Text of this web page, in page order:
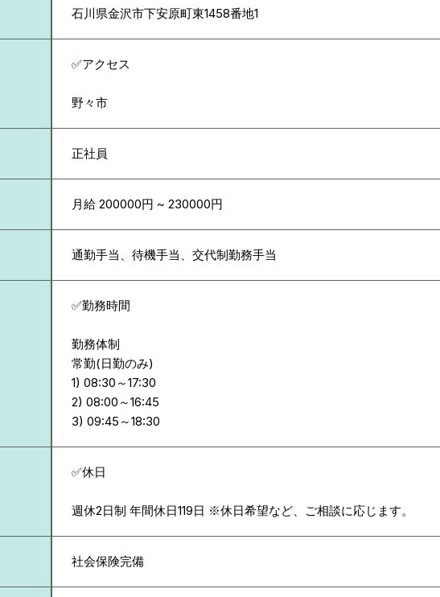
石川県金沢市下安原町東1458番地1
✅アクセス
野々市
正社員
月給 200000円 ~ 230000円
通勤手当、待機手当、交代制勤務手当
✅勤務時間
勤務体制
常勤(日勤のみ)
1) 08:30～17:30
2) 08:00～16:45
✅休日
週休2日制 年間休日119日 ※休日希望など、ご相談に応じます。
社会保険完備